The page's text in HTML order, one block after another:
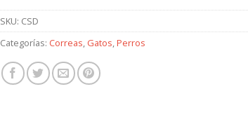
SKU: CSD
Categorías: Correas Gatos Perros